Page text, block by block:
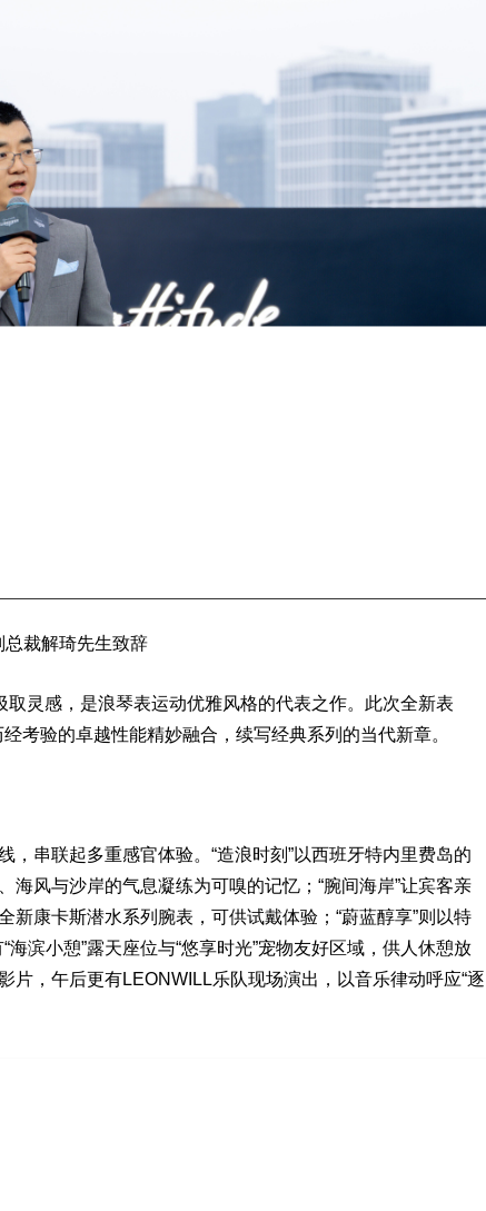
裁解琦先生致辞
灵感，是浪琴表运动优雅风格的代表之作。此次全新表
考验的卓越性能精妙融合，续写经典系列的当代新章。
串联起多重感官体验。“造浪时刻”以西班牙特内里费岛的
海风与沙岸的气息凝练为可嗅的记忆；“腕间海岸”让宾客亲
新康卡斯潜水系列腕表，可供试戴体验；“蔚蓝醇享”则以特
滨小憩”露天座位与“悠享时光”宠物友好区域，供人休憩放
片，午后更有LEONWILL乐队现场演出，以音乐律动呼应“逐